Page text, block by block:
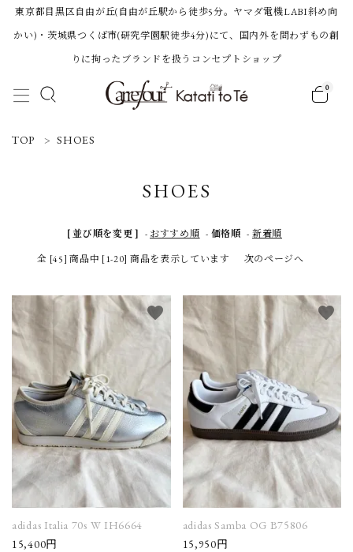
東京都目黒区自由が丘(自由が丘駅から徒歩5分。ヤマダ電機LABI斜め向
かい)・茨城県つくば市(研究学園駅徒歩4分)にて、国内外を問わずもの創
りに拘ったブランドを扱うコンセプトショップ
0
ACCOUNT MENU
新規会員登録
Category
BRAND
NEWS
Guidelines
Carrefour
Katati to Tè
TOP SHOES
SHOES
[ 並び順を変更 ] - おすすめ順 - 価格順 - 新着順
全 [45] 商品中 [1-20] 商品を表示しています
次のページへ
adidas Italia 70s W IH6664
15,400円
favorite
adidas Samba OG B75806
15,950円
favorite